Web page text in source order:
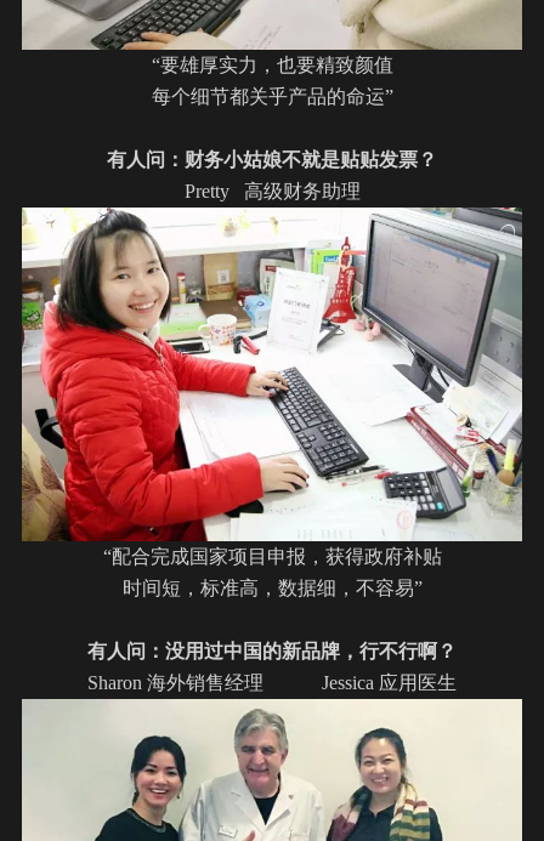
“要雄厚实力，也要精致颜值
每个细节都关乎产品的命运”
有人问：财务小姑娘不就是贴贴发票？
Pretty 高级财务助理
“配合完成国家项目申报，获得政府补贴
时间短，标准高，数据细，不容易”
有人问：没用过中国的新品牌，行不行啊？
Sharon 海外销售经理 Jessica 应用医生